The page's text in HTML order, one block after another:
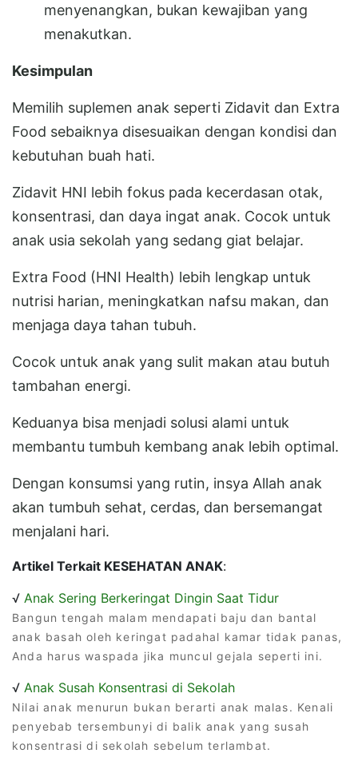
menyenangkan, bukan kewajiban yang
menakutkan.
Kesimpulan
Memilih suplemen anak seperti Zidavit dan Extra
Food sebaiknya disesuaikan dengan kondisi dan
kebutuhan buah hati.
Zidavit HNI lebih fokus pada kecerdasan otak,
konsentrasi, dan daya ingat anak. Cocok untuk
anak usia sekolah yang sedang giat belajar.
Extra Food (HNI Health) lebih lengkap untuk
nutrisi harian, meningkatkan nafsu makan, dan
menjaga daya tahan tubuh.
Cocok untuk anak yang sulit makan atau butuh
tambahan energi.
Keduanya bisa menjadi solusi alami untuk
membantu tumbuh kembang anak lebih optimal.
Dengan konsumsi yang rutin, insya Allah anak
akan tumbuh sehat, cerdas, dan bersemangat
menjalani hari.
Artikel Terkait KESEHATAN ANAK:
√ Anak Sering Berkeringat Dingin Saat Tidur
Bangun tengah malam mendapati baju dan bantal
anak basah oleh keringat padahal kamar tidak panas,
Anda harus waspada jika muncul gejala seperti ini.
√ Anak Susah Konsentrasi di Sekolah
Nilai anak menurun bukan berarti anak malas. Kenali
penyebab tersembunyi di balik anak yang susah
konsentrasi di sekolah sebelum terlambat.